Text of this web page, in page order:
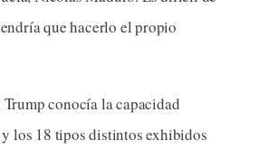
que hacerlo el propio
conocía la capacidad
los 18 tipos distintos exhibidos